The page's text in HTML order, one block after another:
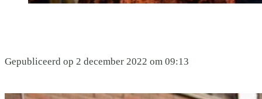
Gepubliceerd op 2 december 2022 om 09:13